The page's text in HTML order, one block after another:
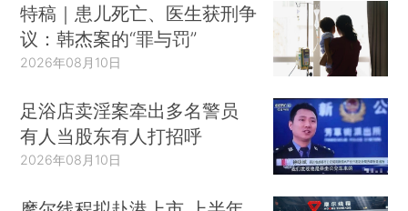
特稿｜患儿死亡、医生获刑争
议：韩杰案的“罪与罚”
2026年08月10日
足浴店卖淫案牵出多名警员
有人当股东有人打招呼
2026年08月10日